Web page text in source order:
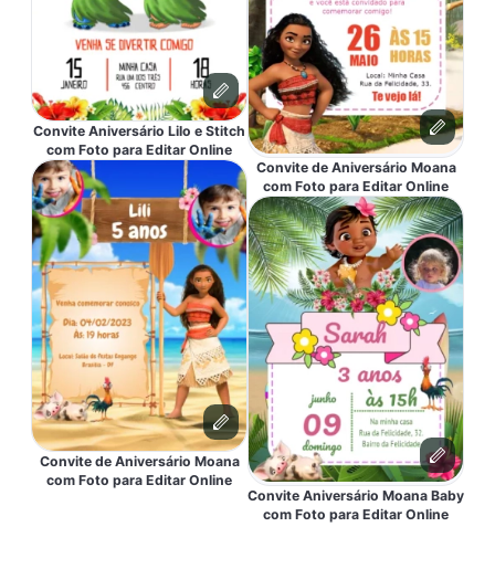
Convite Aniversário Lilo e Stitch
com Foto para Editar Online
Convite de Aniversário Moana
com Foto para Editar Online
Convite de Aniversário Moana
com Foto para Editar Online
Convite Aniversário Moana Baby
com Foto para Editar Online